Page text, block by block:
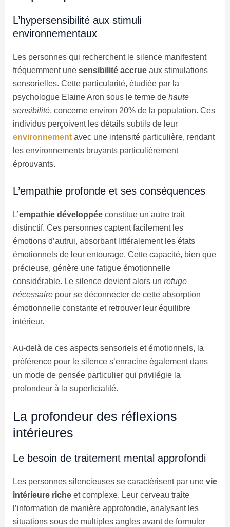
L’hypersensibilité aux stimuli
environnementaux
Les personnes qui recherchent le silence manifestent
fréquemment une sensibilité accrueaux stimulations
sensorielles. Cette particularité, étudiée par la
psychologue Elaine Aron sous le terme de haute
sensibilité, concerne environ 20% de la population. Ces
individus perçoivent les détails subtils de leur
environnementavec une intensité particulière, rendant
les environnements bruyants particulièrement
éprouvants.
L’empathie profonde et ses conséquences
L’empathie développéeconstitue un autre trait
distinctif. Ces personnes captent facilement les
émotions d’autrui, absorbant littéralement les états
émotionnels de leur entourage. Cette capacité, bien que
précieuse, génère une fatigue émotionnelle
considérable. Le silence devient alors un refuge
nécessairepour se déconnecter de cette absorption
émotionnelle constante et retrouver leur équilibre
intérieur.
Au-delà de ces aspects sensoriels et émotionnels, la
préférence pour le silence s’enracine également dans
un mode de pensée particulier qui privilégie la
profondeur à la superficialité.
La profondeur des réflexions
intérieures
Le besoin de traitement mental approfondi
Les personnes silencieuses se caractérisent par une vie
intérieure richeet complexe. Leur cerveau traite
l’information de manière approfondie, analysant les
situations sous de multiples angles avant de formuler